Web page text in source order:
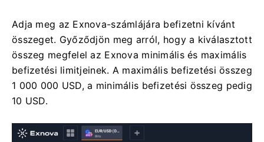
Adja meg az Exnova-számlájára befizetni kívánt
összeget. Győződjön meg arról, hogy a kiválasztott
összeg megfelel az Exnova minimális és maximális
befizetési limitjeinek. A maximális befizetési összeg
1 000 000 USD, a minimális befizetési összeg pedig
10 USD.